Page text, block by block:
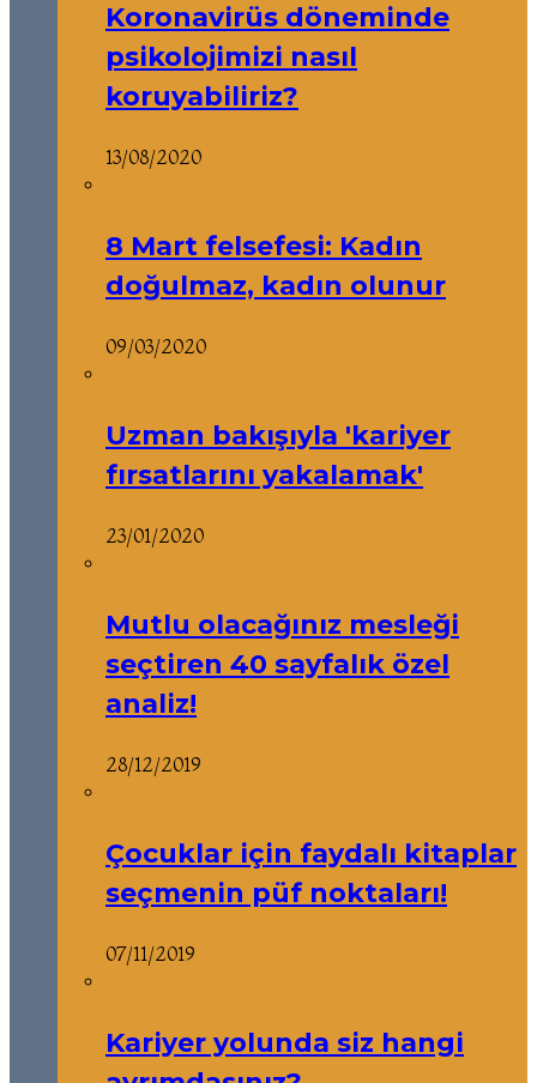
Koronavirüs döneminde
psikolojimizi nasıl
koruyabiliriz?
13/08/2020
8 Mart felsefesi: Kadın
doğulmaz, kadın olunur
09/03/2020
Uzman bakışıyla 'kariyer
fırsatlarını yakalamak'
23/01/2020
Mutlu olacağınız mesleği
seçtiren 40 sayfalık özel
analiz!
28/12/2019
Çocuklar için faydalı kitaplar
seçmenin püf noktaları!
07/11/2019
Kariyer yolunda siz hangi